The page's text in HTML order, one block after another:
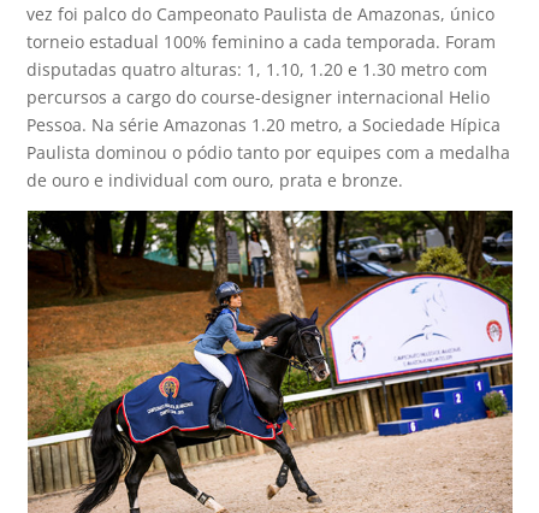
vez foi palco do Campeonato Paulista de Amazonas, único
torneio estadual 100% feminino a cada temporada. Foram
disputadas quatro alturas: 1, 1.10, 1.20 e 1.30 metro com
percursos a cargo do course-designer internacional Helio
Pessoa. Na série Amazonas 1.20 metro, a Sociedade Hípica
Paulista dominou o pódio tanto por equipes com a medalha
de ouro e individual com ouro, prata e bronze.